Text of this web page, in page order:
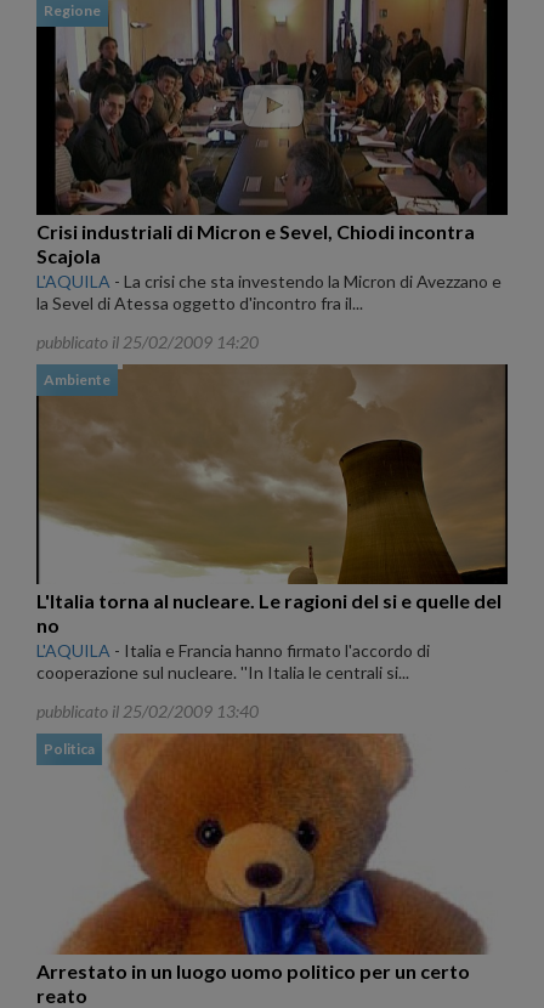
Regione
Crisi industriali di Micron e Sevel, Chiodi incontra
Scajola
L'AQUILA - La crisi che sta investendo la Micron di Avezzano e
la Sevel di Atessa oggetto d'incontro fra il...
pubblicato il 25/02/2009 14:20
Ambiente
L'Italia torna al nucleare. Le ragioni del si e quelle del
no
L'AQUILA - Italia e Francia hanno firmato l'accordo di
cooperazione sul nucleare. ''In Italia le centrali si...
pubblicato il 25/02/2009 13:40
Politica
Arrestato in un luogo uomo politico per un certo
reato